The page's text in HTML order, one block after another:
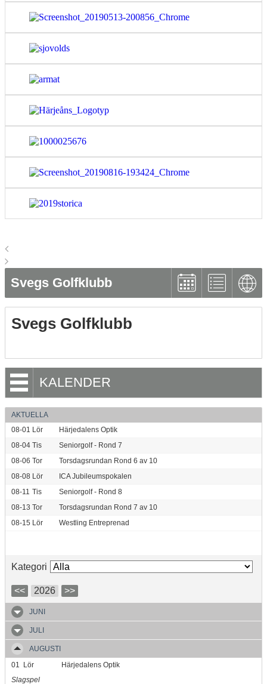
Svegs Golfklubb
Svegs Golfklubb
KALENDER
AKTUELLA
08-01 Lör
Härjedalens Optik
08-04 Tis
Seniorgolf - Rond 7
08-06 Tor
Torsdagsrundan Rond 6 av 10
08-08 Lör
ICA Jubileumspokalen
08-11 Tis
Seniorgolf - Rond 8
08-13 Tor
Torsdagsrundan Rond 7 av 10
08-15 Lör Westling Entreprenad
Kategori
<< 2026 >>
JUNI
JULI
AUGUSTI
01
Lör
Härjedalens Optik
Slagspel